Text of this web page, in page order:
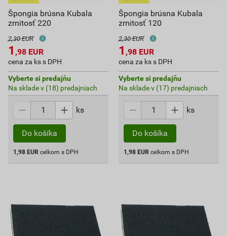
Špongia brúsna Kubala
zrnitosť 220
2,30 EUR
1 ,98 EUR
cena za ks s DPH
Vyberte si predajňu
Na sklade v (18) predajniach
ks
Do košíka
1,98 EUR celkom s DPH
Špongia brúsna Kubala
zrnitosť 120
2,30 EUR
1 ,98 EUR
cena za ks s DPH
Vyberte si predajňu
Na sklade v (17) predajniach
ks
Do košíka
1,98 EUR celkom s DPH